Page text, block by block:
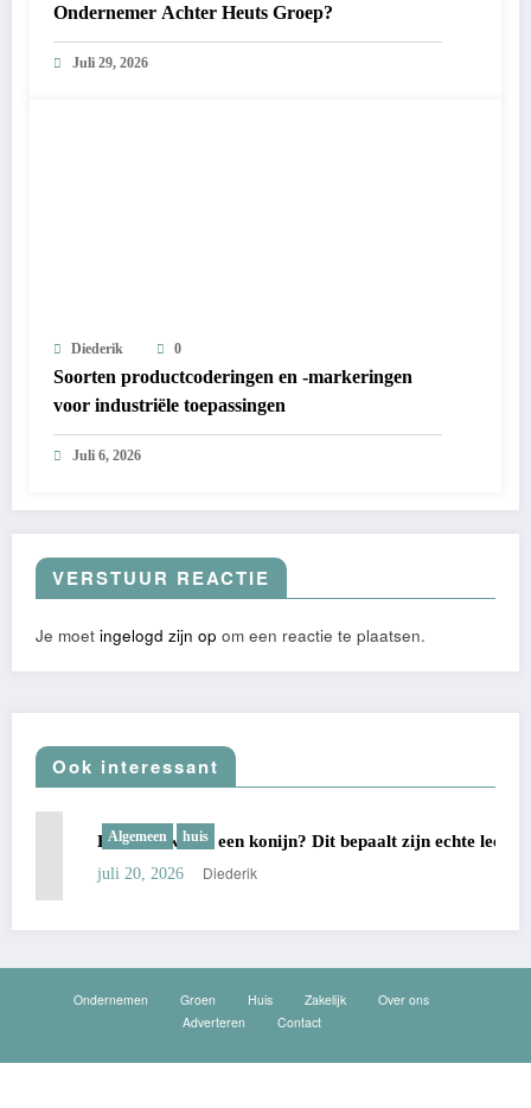
Ondernemer Achter Heuts Groep?
Juli 29, 2026
Diederik 0
Soorten productcoderingen en -markeringen
voor industriële toepassingen
Juli 6, 2026
VERSTUUR REACTIE
Je moet ingelogd zijn op om een reactie te plaatsen.
Ook interessant
Algemeen huis
Hoe oud wordt een konijn? Dit bepaalt zijn echte leeftijd
juli 20, 2026 Diederik
Ondernemen Groen Huis Zakelijk
Over ons
Adverteren
Contact